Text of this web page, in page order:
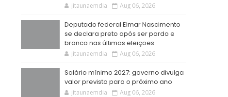
jitaunaemdia Aug 06, 2026
Deputado federal Elmar Nascimento
se declara preto após ser pardo e
branco nas últimas eleições
jitaunaemdia Aug 06, 2026
Salário mínimo 2027: governo divulga
valor previsto para o próximo ano
jitaunaemdia Aug 06, 2026